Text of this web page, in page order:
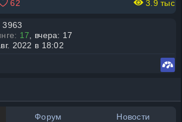
62 3.9 тыс
3963
17 , вчера: 17
2022 в 18:02
Форум Новости